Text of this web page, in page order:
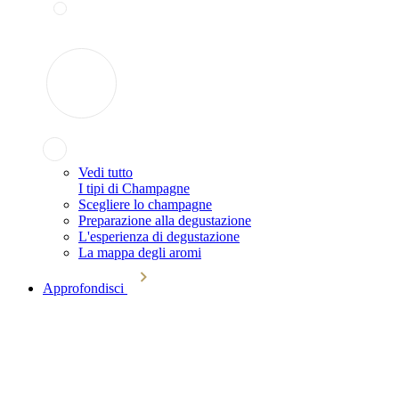
Vedi tutto
I tipi di Champagne
Scegliere lo champagne
Preparazione alla degustazione
L'esperienza di degustazione
La mappa degli aromi
Approfondisci